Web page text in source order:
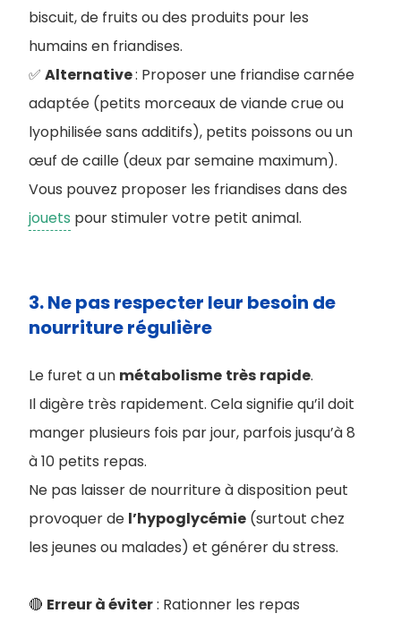
biscuit, de fruits ou des produits pour les
humains en friandises.
✅ Alternative: Proposer une friandise carnée
adaptée (petits morceaux de viande crue ou
lyophilisée sans additifs), petits poissons ou un
œuf de caille (deux par semaine maximum).
Vous pouvez proposer les friandises dans des
jouets pour stimuler votre petit animal.
3. Ne pas respecter leur besoin de
nourriture régulière
Le furet a un métabolisme très rapide.
Il digère très rapidement. Cela signifie qu’il doit
manger plusieurs fois par jour, parfois jusqu’à 8
à 10 petits repas.
Ne pas laisser de nourriture à disposition peut
provoquer de l’hypoglycémie (surtout chez
les jeunes ou malades) et générer du stress.
🔴 Erreur à éviter: Rationner les repas